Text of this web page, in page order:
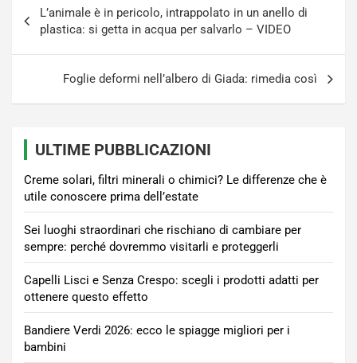
articoli
L’animale è in pericolo, intrappolato in un anello di
plastica: si getta in acqua per salvarlo – VIDEO
Foglie deformi nell’albero di Giada: rimedia così
ULTIME PUBBLICAZIONI
Creme solari, filtri minerali o chimici? Le differenze che è
utile conoscere prima dell’estate
Sei luoghi straordinari che rischiano di cambiare per
sempre: perché dovremmo visitarli e proteggerli
Capelli Lisci e Senza Crespo: scegli i prodotti adatti per
ottenere questo effetto
Bandiere Verdi 2026: ecco le spiagge migliori per i
bambini